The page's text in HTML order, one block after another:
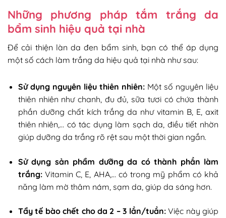
Những phương pháp tắm trắng da
bẩm sinh hiệu quả tại nhà
Để cải thiện làn da đen bẩm sinh, bạn có thể áp dụng
một số cách làm trắng da hiệu quả tại nhà như sau:
Sử dụng nguyên liệu thiên nhiên:Một số nguyên liệu
thiên nhiên như chanh, đu đủ, sữa tươi có chứa thành
phần dưỡng chất kích trắng da như vitamin B, E, axit
thiên nhiên,… có tác dụng làm sạch da, điều tiết nhờn
giúp dưỡng da trắng rõ rệt sau một thời gian ngắn.
Sử dụng sản phẩm dưỡng da có thành phần làm
trắng:Vitamin C, E, AHA,… có trong mỹ phẩm có khả
năng làm mờ thâm nám, sạm da, giúp da sáng hơn.
Tẩy tế bào chết cho da 2 – 3 lần/tuần:Việc này giúp